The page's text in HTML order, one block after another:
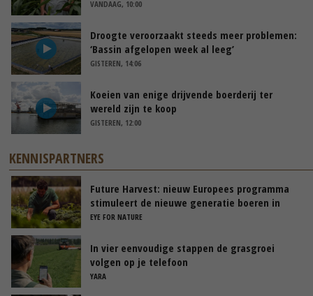
VANDAAG, 10:00
Droogte veroorzaakt steeds meer problemen:
‘Bassin afgelopen week al leeg’
GISTEREN, 14:06
Koeien van enige drijvende boerderij ter
wereld zijn te koop
GISTEREN, 12:00
KENNISPARTNERS
Future Harvest: nieuw Europees programma
stimuleert de nieuwe generatie boeren in
Nederland
EYE FOR NATURE
In vier eenvoudige stappen de grasgroei
volgen op je telefoon
YARA